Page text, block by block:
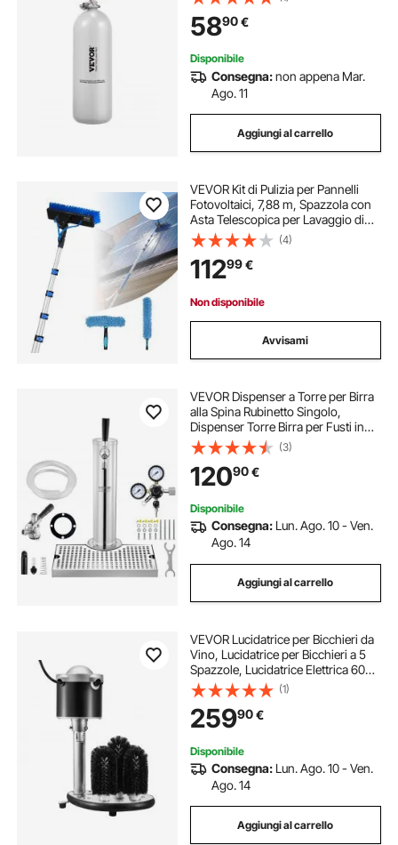
Pressione Regolabile, per Spillatura
di Birra alla Spina, Gas non Incluso
5890€
Disponibile
Consegna:non appena Mar.
Ago. 11
Aggiungi al carrello
VEVOR Kit di Pulizia per Pannelli
Fotovoltaici, 7,88 m, Spazzola con
Asta Telescopica per Lavaggio di
Pannelli Solari su Tetti e Finestre,
con Attacco Acqua, Dispenser di
Sapone, Testa Girevole a 180°
(4)
11299€
Non disponibile
Avvisami
VEVOR Dispenser a Torre per Birra
alla Spina Rubinetto Singolo,
Dispenser Torre Birra per Fusti in
Acciaio Inox con Regolatore Doppio
Calibro W21,8 Accoppiatore Fusti
S-System, per Feste a Casa
(3)
12090€
Disponibile
Consegna: Lun. Ago. 10 - Ven.
Ago. 14
Aggiungi al carrello
VEVOR Lucidatrice per Bicchieri da
Vino, Lucidatrice per Bicchieri a 5
Spazzole, Lucidatrice Elettrica 600
Tazze/Ora per Bicchieri da
Champagne, Boccali da Birra,
Boccali, per Bar, Ristoranti, Cucine
(1)
25990€
Disponibile
Consegna: Lun. Ago. 10 - Ven.
Ago. 14
Aggiungi al carrello